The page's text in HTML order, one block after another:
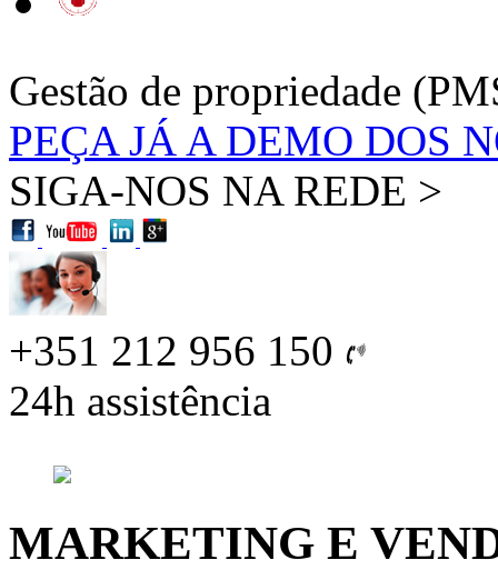
Gestão de propriedade
PEÇA JÁ A DEMO DOS
SIGA-NOS NA REDE >
+351 212 956 150
24h assistência
MARKETING E